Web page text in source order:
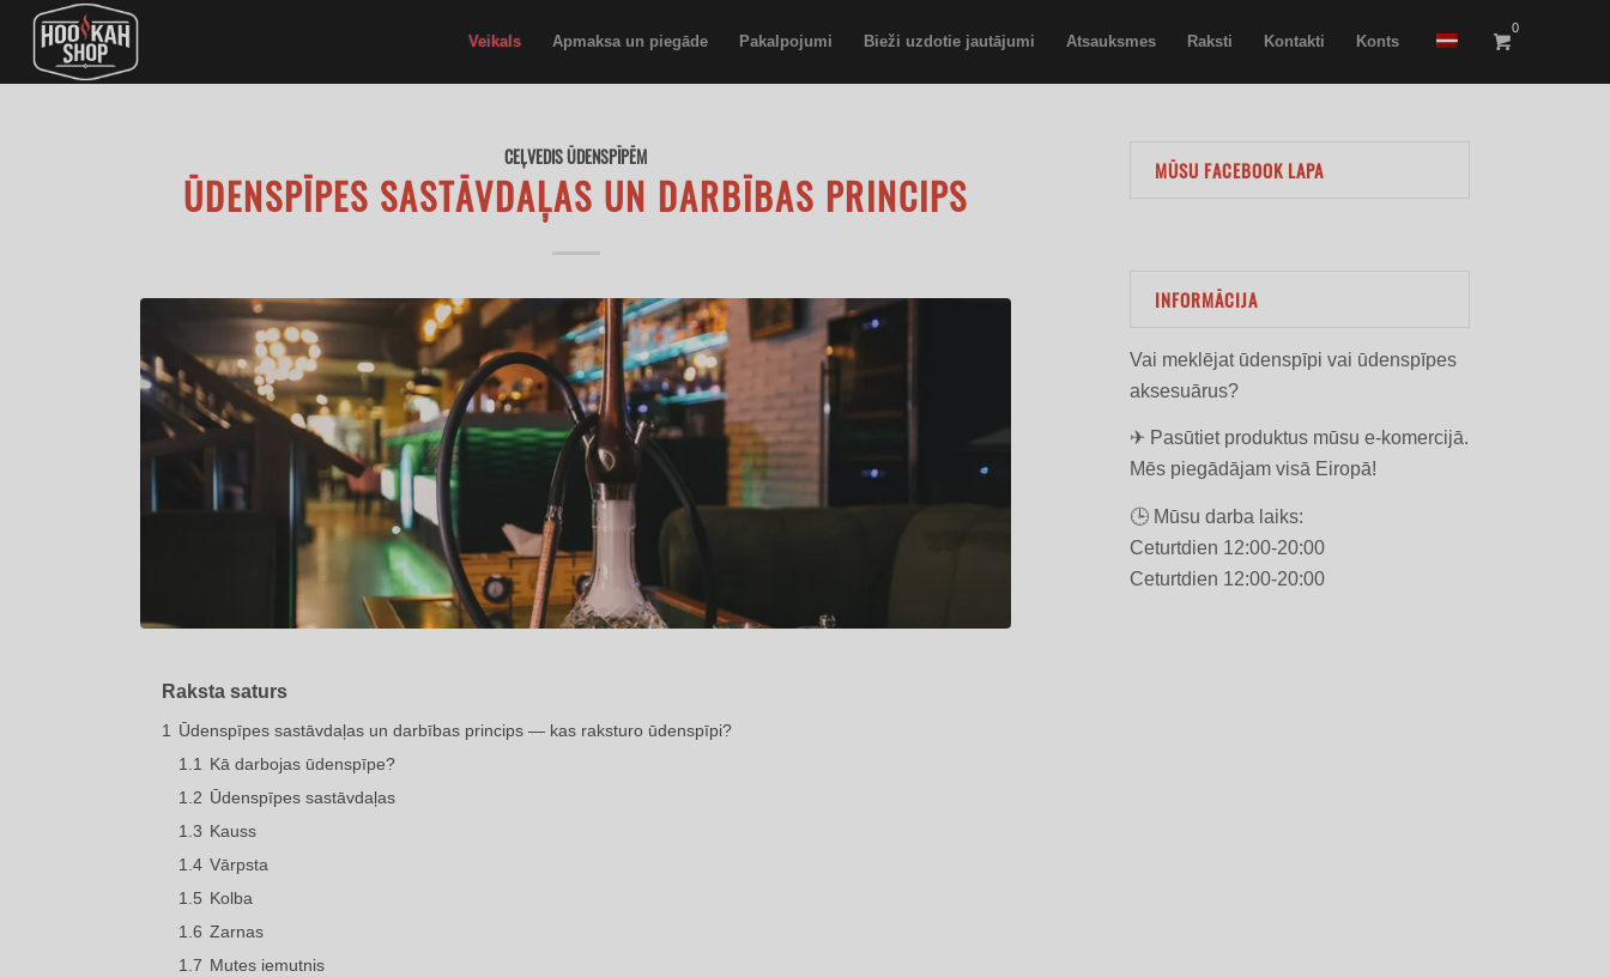
Veikals Apmaksa un piegāde Pakalpojumi Bieži uzdotie jautājumi Atsauksmes Raksti Kontakti Konts
0
CEĻVEDIS ŪDENSPĪPĒM
ŪDENSPĪPES SASTĀVDAĻAS UN DARBĪBAS PRINCIPS
Raksta saturs
1
Ūdenspīpes sastāvdaļas un darbības princips — kas raksturo ūdenspīpi?
1.1
Kā darbojas ūdenspīpe?
1.2 Ūdenspīpes sastāvdaļas
1.3 Kauss
1.4 Vārpsta
1.5 Kolba
1.6 Zarnas
1.7 Mutes iemutnis
MŪSU FACEBOOK LAPA
INFORMĀCIJA
Vai meklējat ūdenspīpi vai ūdenspīpes
aksesuārus?
✈ Pasūtiet produktus mūsu e-komercijā.
Mēs piegādājam visā Eiropā!
🕒 Mūsu darba laiks:
Ceturtdien 12:00-20:00
Ceturtdien 12:00-20:00